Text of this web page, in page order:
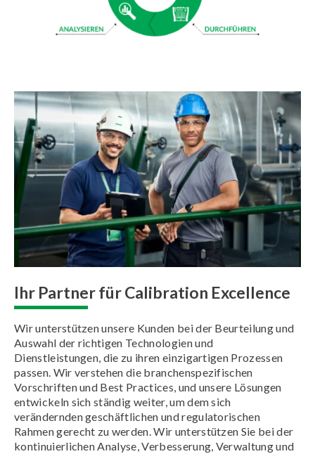
Ihr Partner für Calibration Excellence
Wir unterstützen unsere Kunden bei der Beurteilung und
Auswahl der richtigen Technologien und
Dienstleistungen, die zu ihren einzigartigen Prozessen
passen. Wir verstehen die branchenspezifischen
Vorschriften und Best Practices, und unsere Lösungen
entwickeln sich ständig weiter, um dem sich
verändernden geschäftlichen und regulatorischen
Rahmen gerecht zu werden. Wir unterstützen Sie bei der
kontinuierlichen Analyse, Verbesserung, Verwaltung und